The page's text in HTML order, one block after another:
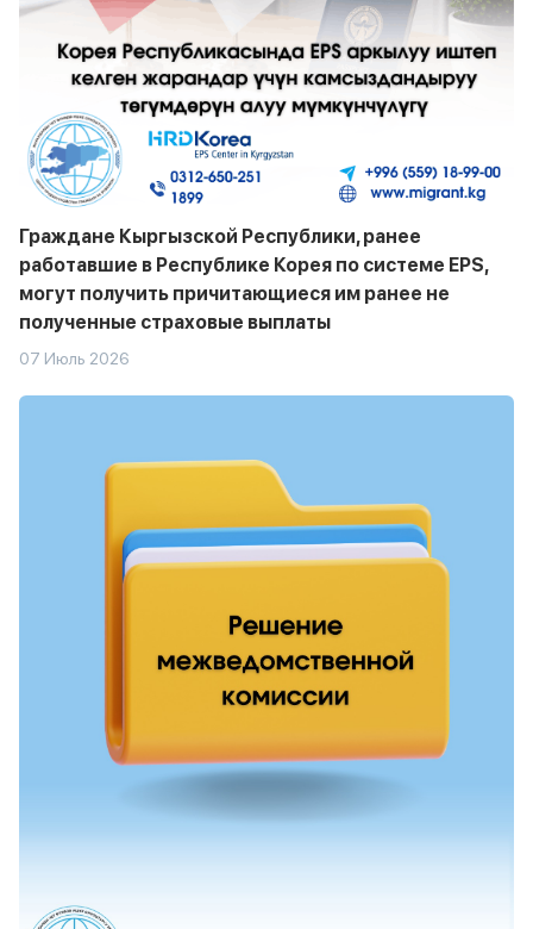
Граждане Кыргызской Республики, ранее
работавшие в Республике Корея по системе EPS,
могут получить причитающиеся им ранее не
полученные страховые выплаты
07 Июль 2026